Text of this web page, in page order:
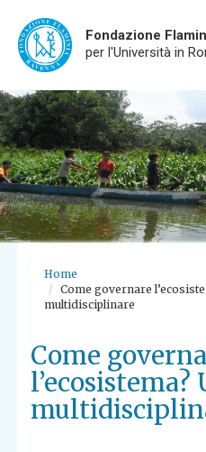
to
main
content
Fondazione
per l'Università in
Home
Come governare
multidisciplinare
Come